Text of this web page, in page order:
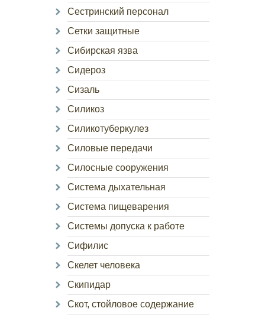
Сестринский персонал
Сетки защитные
Сибирская язва
Сидероз
Сизаль
Силикоз
Силикотуберкулез
Силовые передачи
Силосные сооружения
Система дыхательная
Система пищеварения
Системы допуска к работе
Сифилис
Скелет человека
Скипидар
Скот, стойловое содержание